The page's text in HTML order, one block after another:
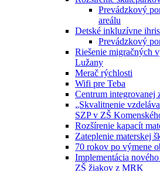
Prevádzkový
areálu
Detské inkluzívne
Prevádzkový
Riešenie migračných
Lužany
Merač rýchlosti
Wifi pre Teba
Centrum integrovanej
„Skvalitnenie
SZP v ZŠ
Rozšírenie kapacít
Zateplenie materskej
70 rokov po výmene
Implementácia
ZŠ žiakov z MRK